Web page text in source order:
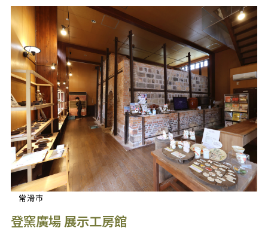
常滑市
登窯廣場 展示工房館